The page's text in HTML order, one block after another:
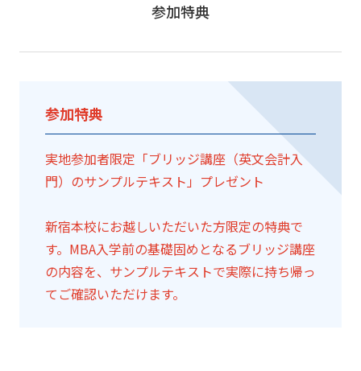
参加特典
参加特典
実地参加者限定「ブリッジ講座（英文会計入
門）のサンプルテキスト」プレゼント
新宿本校にお越しいただいた方限定の特典で
す。MBA入学前の基礎固めとなるブリッジ講座
の内容を、サンプルテキストで実際に持ち帰っ
てご確認いただけます。